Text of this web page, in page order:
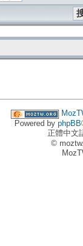
Powered by phpBB
正體中文
©